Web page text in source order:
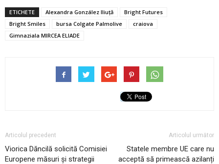
ETICHETE Alexandra González Iliuță
Bright Futures
Bright Smiles
bursa Colgate Palmolive
craiova
Gimnaziala MIRCEA ELIADE
Articolul precedent
Viorica Dăncilă solicită Comisiei
Europene măsuri și strategii
Articolul următor
Statele membre UE care nu
acceptă să primească azilanți